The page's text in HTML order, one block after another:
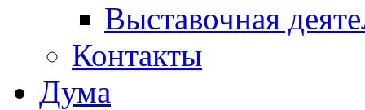
Выставочная
Контакты
Дума